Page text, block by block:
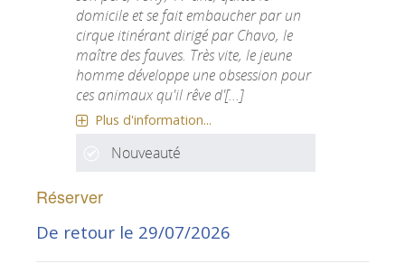
domicile et se fait embaucher par un
cirque itinérant dirigé par Chavo, le
maître des fauves. Très vite, le jeune
homme développe une obsession pour
ces animaux qu'il rêve d'[...]
Plus d'information...
Nouveauté
Réserver
De retour le 29/07/2026